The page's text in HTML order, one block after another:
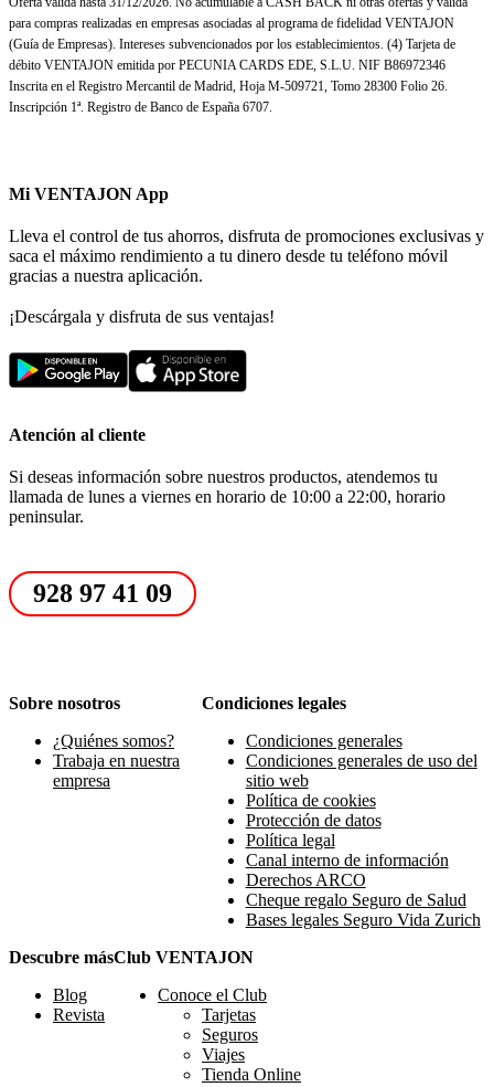
para compras realizadas en empresas asociadas al programa de fidelidad VENTAJON
(Guía de Empresas). Intereses subvencionados por los establecimientos. (4) Tarjeta de
débito VENTAJON emitida por PECUNIA CARDS EDE, S.L.U. NIF B86972346
Inscrita en el Registro Mercantil de Madrid, Hoja M-509721, Tomo 28300 Folio 26.
Inscripción 1ª. Registro de Banco de España 6707.
Mi VENTAJON App
Lleva el control de tus ahorros, disfruta de promociones exclusivas y
saca el máximo rendimiento a tu dinero desde tu teléfono móvil
gracias a nuestra aplicación.
¡Descárgala y disfruta de sus ventajas!
Atención al cliente
Si deseas información sobre nuestros productos, atendemos tu
llamada de lunes a viernes en horario de 10:00 a 22:00, horario
peninsular.
928 97 41 09
Sobre nosotros
¿Quiénes somos?
Trabaja en nuestra
empresa
Condiciones legales
Condiciones generales
Condiciones generales de uso del
sitio web
Política de cookies
Protección de datos
Política legal
Canal interno de información
Derechos ARCO
Cheque regalo Seguro de Salud
Bases legales Seguro Vida Zurich
Descubre más
Blog
Revista
Club VENTAJON
Conoce el Club
Tarjetas
Seguros
Viajes
Tienda Online